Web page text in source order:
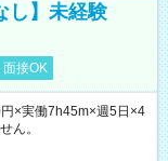
し】未経験
面接OK
×実働7h45m×週5日×4
ん。